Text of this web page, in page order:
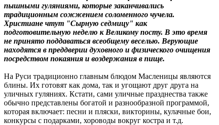
пышными гуляниями, которые заканчивались
традиционным сожжением соломенного чучела.
Христиане чтут "Сырную седмицу" как
подготовительную неделю к Великому посту. В это время
не принято поддаваться всеобщему веселью. Верующие
находятся в преддверии духовного и физического очищения
посредством покаяния и воздержания в пище.
На Руси традиционно главным блюдом Масленицы являются
блины. Их готовят как дома, так и угощают друг друга на
уличных гуляниях. Кстати, сами уличные празднества также
обычно представлены богатой и разнообразной программой,
которая включает: песни и пляски, викторины, кулачные бои,
конкурсы с подарками, хороводы вокруг костра и т.д.